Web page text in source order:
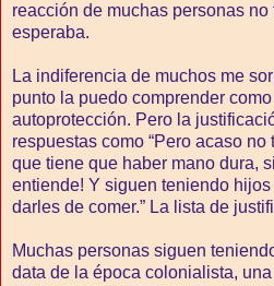
reacción de muchas personas
esperaba.
La indiferencia de muchos me
punto la puedo comprender
autoprotección. Pero la
respuestas como “Pero acaso
que tiene que haber mano dura,
entiende! Y siguen teniendo
darles de comer.” La lista de
Muchas personas siguen
data de la época colonialista,